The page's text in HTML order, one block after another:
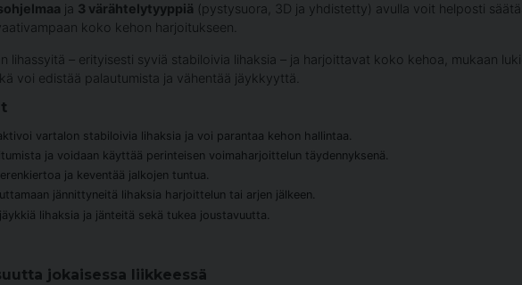
ja 3 värähtelytyyppiä (pystysuora, 3D ja yhdistetty) avulla voit helposti
koko kehon harjoitukseen.
lihassyitä – erityisesti syviä stabiloivia lihaksia – ja harjoittavat koko kehoa, mukaan
voi edistää palautumista ja vähentää jäykkyyttä.
vartalon stabiloivia lihaksia ja voi parantaa kehon hallintaa.
ja voidaan käyttää perinteisen voimaharjoittelun täydennyksenä.
ja keventää jalkojen tuntua.
jännittyneitä lihaksia harjoittelun tai arjen jälkeen.
lihaksia ja jänteitä sekä tukea joustavuutta.
jokaisessa liikkeessä